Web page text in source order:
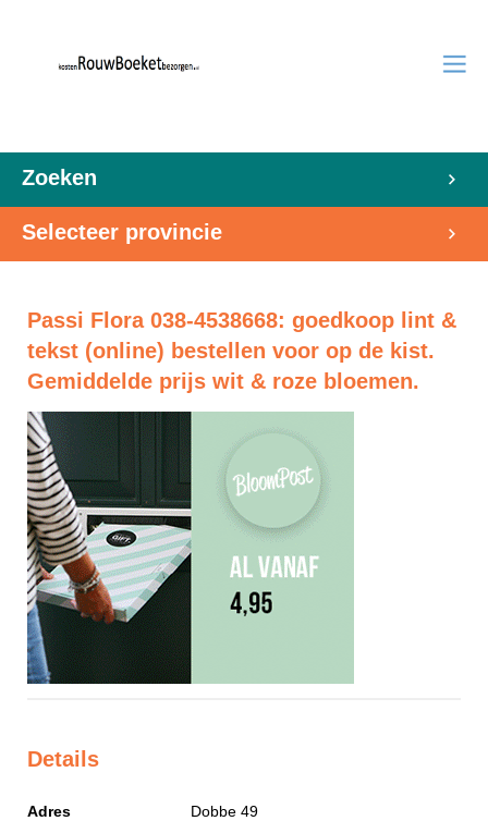
Zoeken
Selecteer provincie
Passi Flora 038-4538668: goedkoop lint &
tekst (online) bestellen voor op de kist.
Gemiddelde prijs wit & roze bloemen.
Details
Adres
Dobbe 49